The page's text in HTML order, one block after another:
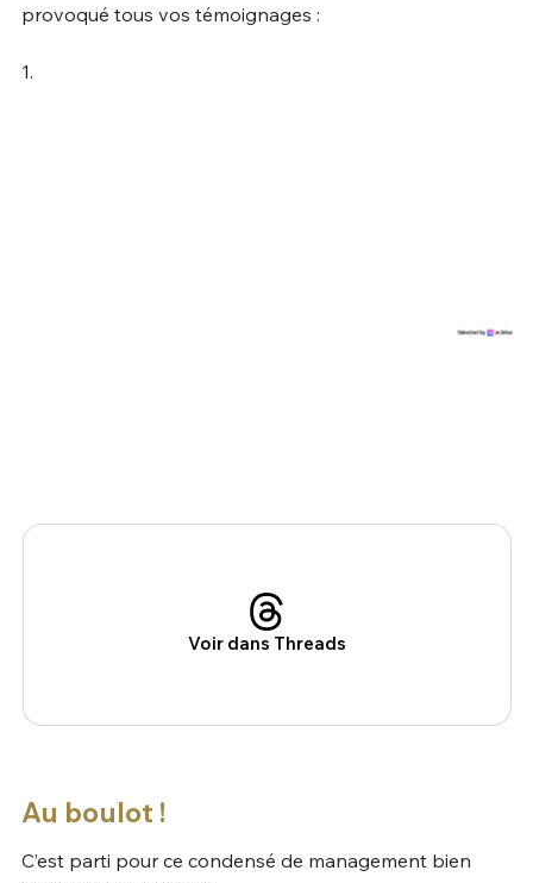
provoqué tous vos témoignages :
1.
Voir dans Threads
Au boulot !
C’est parti pour ce condensé de management bien